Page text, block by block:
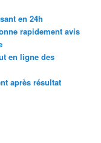
en 24h
rapidement avis
en ligne des
après résultat